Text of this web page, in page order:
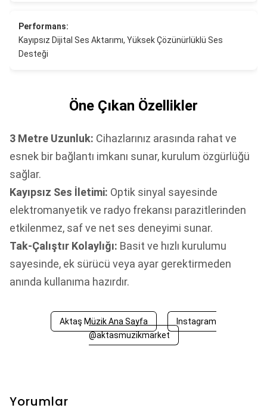
Performans:
Kayıpsız Dijital Ses Aktarımı, Yüksek Çözünürlüklü Ses
Desteği
Öne Çıkan Özellikler
3 Metre Uzunluk: Cihazlarınız arasında rahat ve
esnek bir bağlantı imkanı sunar, kurulum özgürlüğü
sağlar.
Kayıpsız Ses İletimi: Optik sinyal sayesinde
elektromanyetik ve radyo frekansı parazitlerinden
etkilenmez, saf ve net ses deneyimi sunar.
Tak-Çalıştır Kolaylığı: Basit ve hızlı kurulumu
sayesinde, ek sürücü veya ayar gerektirmeden
anında kullanıma hazırdır.
Aktaş Müzik Ana Sayfa
Instagram
@aktasmuzikmarket
Yorumlar